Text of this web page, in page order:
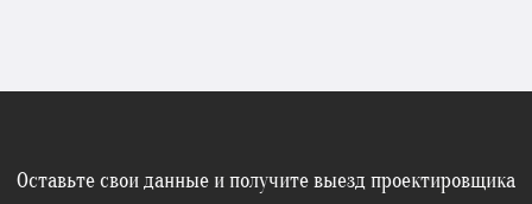
Оставьте свои данные и получите выезд проектировщика